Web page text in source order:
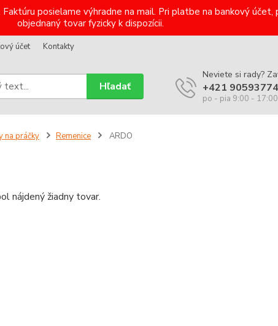
posielame výhradne na mail. Pri platbe na bankový
objednaný tovar fyzicky k dispozícii.
účet Kontakty
Hľadať
Neviete si rady?
+421
po - pia 9:00 - 17:00
na práčky Remenice ARDO
nájdený žiadny tovar.